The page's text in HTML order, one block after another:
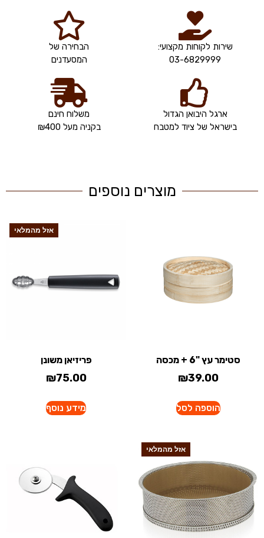
שירות לקוחות מקצועי:
03-6829999
הבחירה של
המסעדנים
ארגל היבואן הגדול
בישראל של ציוד למטבח
משלוח חינם
בקניה מעל ₪400
מוצרים נוספים
סטימר עץ "6 + מכסה
₪39.00
הוספה לסל
אזל מהמלאי
פריזיאן משונן
₪75.00
מידע נוסף
אזל מהמלאי